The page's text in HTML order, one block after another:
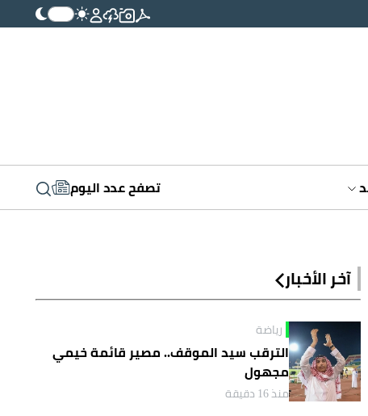
تصفح عدد اليوم
آخر الأخبار
رياضة
الترقب سيد الموقف.. مصير قائمة خيمي
مجهول
منذ 16 دقيقة